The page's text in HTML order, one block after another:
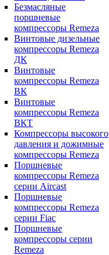
Безмасляные
поршневые
компрессоры Remeza
Винтовые дизельные
компрессоры Remeza
ДК
Винтовые
компрессоры Remeza
ВК
Винтовые
компрессоры Remeza
ВКТ
Компрессоры высокого
давления и дожимные
компрессоры Remeza
Поршневые
компрессоры Remeza
серии Aircast
Поршневые
компрессоры Remeza
серии Fiac
Поршневые
компрессоры серии
Remeza